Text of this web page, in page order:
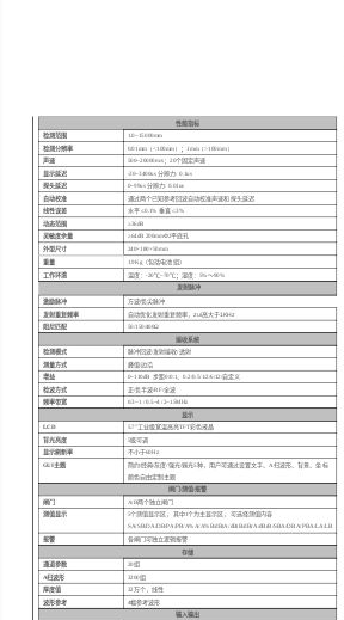
性能指标
检测范围 1.0~15000mm
检测分辨率 0.01mm （<100mm） ； 1mm（>100mm）
声速 500~20000m/s；20个固定声速
显示延迟 -20~3400us分辨力 : 0.1us
探头延迟
0~99us分辨力: 0.01us
自动校准
通过两个已知参考回波自动校准声速和探头延迟
线性误差 水平 ≤0.1%垂直 ≤3%
动态范围
≥36dB
灵敏度余量 ≥64dB 200mmФ2平底孔
外型尺寸 240× 180× 50mm
重量 1.9Kg （包括电池组）
工作环境
温度：-20℃~70℃；湿度：5%～90%
发射脉冲
激励脉冲 方波/负尖脉冲
发射重复频率 自动优化发射重复频率，zui高大于1KHz
阻尼匹配 50/150/400Ω
接收系统
检测模式 脉冲回波/发射接收/透射
测量方式
峰值/边沿
增益 0~110dB 步距0/0.1、0.2/0. 5/1/2/6/12/自定义
检波方式 正/负半波/RF/全波
频率带宽
0.3~1 / 0.5~4 /2~15MHz
显示
LCD 5.7"工业级宽温高亮TFT彩色液晶
背光亮度
5级可调
显示刷新率 不小于60Hz
GUI主题 简约/经典/灰度/强光/弱光5种，用户可通过设置文字、 A扫波形、背景、坐标
颜色自由定制主题
闸门/测值/报警
闸门
A/B两个独立闸门
测值显示
5个测值显示区，其中1个为主显示区，可选择测值内容
SA/SB/DA/DB/PA/PB/A%A/A%B/dBtA/dBtB/dBrA/dBrB/SBA/DBA/PBA/LA/LB
报警
各闸门可独立逻辑报警
存储
通道参数
20组
A扫波形 3200组
厚度值 32万个，线性
波形参考 4幅参考波形
输入输出